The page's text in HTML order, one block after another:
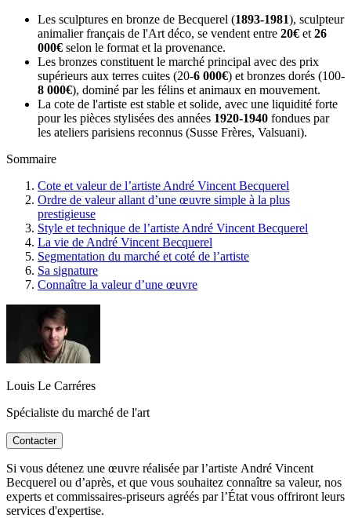
Les sculptures en bronze de Becquerel (1893-1981), sculpteur
animalier français de l'Art déco, se vendent entre 20€ et 26
000€ selon le format et la provenance.
Les bronzes constituent le marché principal avec des prix
supérieurs aux terres cuites (20-6 000€) et bronzes dorés (100-
8 000€), dominé par les félins et animaux en mouvement.
La cote de l'artiste est stable et solide, avec une liquidité forte
pour les pièces stylisées des années 1920-1940 fondues par
les ateliers parisiens reconnus (Susse Frères, Valsuani).
Sommaire
Cote et valeur de l’artiste André Vincent Becquerel
Ordre de valeur allant d’une œuvre simple à la plus
prestigieuse
Style et technique de l’artiste André Vincent Becquerel
La vie de André Vincent Becquerel
Segmentation du marché et coté de l’artiste
Sa signature
Connaître la valeur d’une œuvre
Louis Le Carréres
Spécialiste du marché de l'art
Contacter
Si vous détenez une œuvre réalisée par l’artiste André Vincent
Becquerel ou d’après, et que vous souhaitez connaître sa valeur, nos
experts et commissaires-priseurs agréés par l’État vous offriront leurs
services d'expertise.